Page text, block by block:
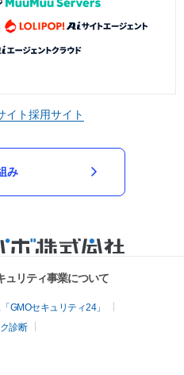
イト採用サイト
み
ュリティ事業について
GMOセキュリティ24」
診断